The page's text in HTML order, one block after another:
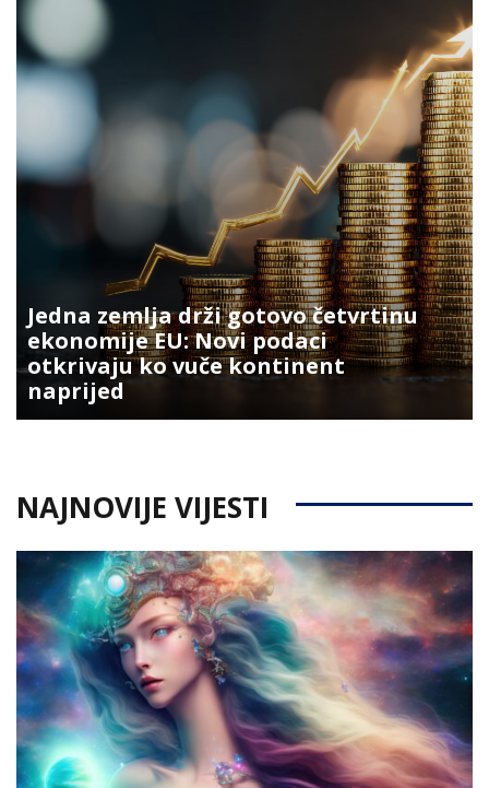
Jedna zemlja drži gotovo četvrtinu
ekonomije EU: Novi podaci
otkrivaju ko vuče kontinent
naprijed
NAJNOVIJE VIJESTI